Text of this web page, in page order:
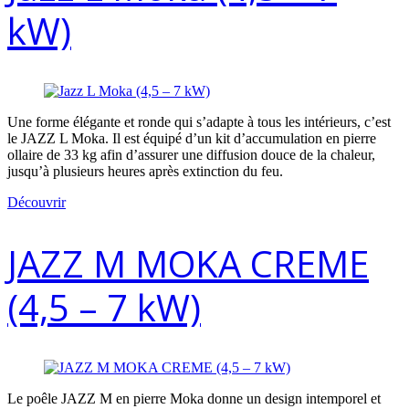
kW)
Une forme élégante et ronde qui s’adapte à tous les intérieurs, c’est
le JAZZ L Moka. Il est équipé d’un kit d’accumulation en pierre
ollaire de 33 kg afin d’assurer une diffusion douce de la chaleur,
jusqu’à plusieurs heures après extinction du feu.
Découvrir
JAZZ M MOKA CREME
(4,5 – 7 kW)
Le poêle JAZZ M en pierre Moka donne un design intemporel et